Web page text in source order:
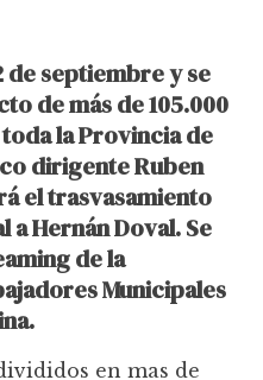
de septiembre y se
de más de 105.000
la Provincia de
dirigente Ruben
el trasvasamiento
a Hernán Doval. Se
de la
Municipales
en mas de